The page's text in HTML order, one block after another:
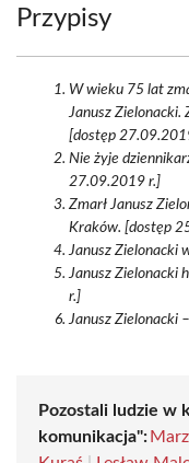
Przypisy
W wieku 75 lat
Janusz Zielonacki.
[dostęp
Nie żyje
27.09.2019 r.]
Zmarł Janusz
Kraków. [dostęp
Janusz Zielonacki
Janusz Zielonacki
r.]
Janusz Zielonacki
Pozostali ludzie w
komunikacja":